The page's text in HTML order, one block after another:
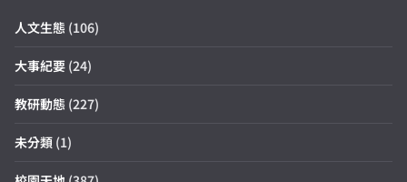
人文生態 (106)
大事紀要 (24)
教研動態 (227)
未分類 (1)